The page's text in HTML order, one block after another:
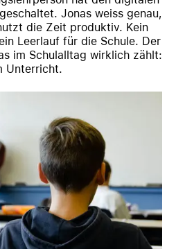
Jonas weiss genau,
die Zeit produktiv. Kein
Leerlauf für die Schule. Der
im Schulalltag wirklich zählt:
Unterricht.